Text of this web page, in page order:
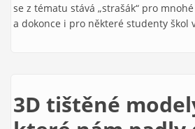
se z tématu stává „strašák“ pro
a dokonce i pro některé studenty škol
3D tištěné